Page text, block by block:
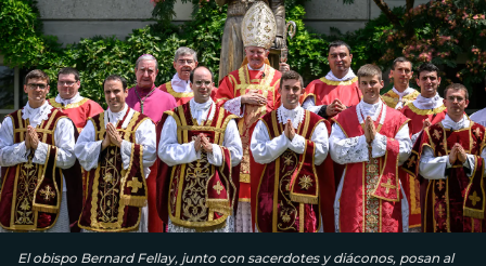
El obispo Bernard Fellay, junto con sacerdotes y diáconos, posan al